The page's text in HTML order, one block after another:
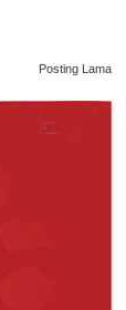
Posting Lama